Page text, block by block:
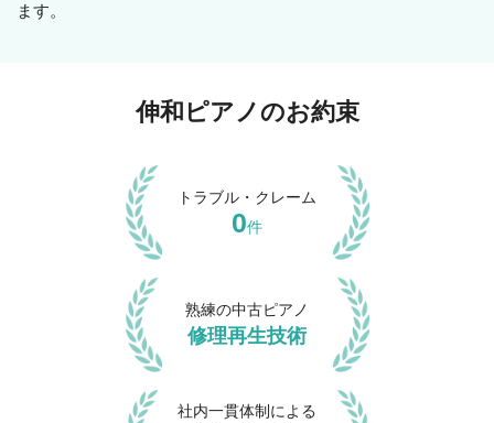
ます。
伸和ピアノのお約束
トラブル・クレーム
0件
熟練の中古ピアノ
修理再生技術
社内一貫体制による